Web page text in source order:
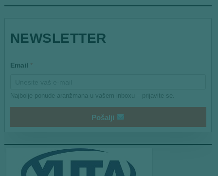
m
aNEWSLETTER
Email *
Najbolje ponude aranžmana u vašem inboxu – prijavite se.
Pošalji